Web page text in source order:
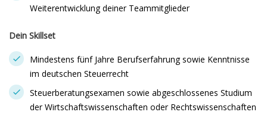
Weiterentwicklung deiner Teammitglieder
Dein Skillset
Mindestens fünf Jahre Berufserfahrung sowie Kenntnisse
im deutschen Steuerrecht
Steuerberatungsexamen sowie abgeschlossenes Studium
der Wirtschaftswissenschaften oder Rechtswissenschaften